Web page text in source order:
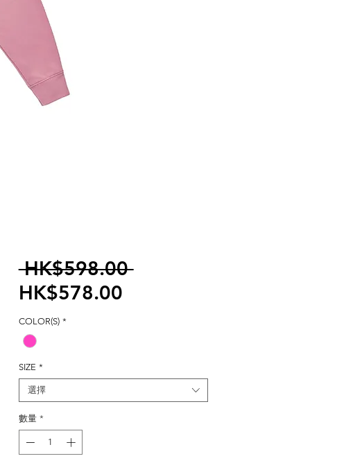
HK$598.00 一
HK$578.00促
COLOR(S) *
SIZE *
選擇
數量 *